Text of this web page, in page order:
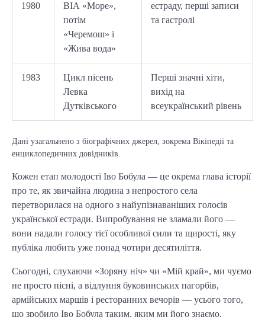
1980
ВІА «Море»,
потім
«Черемош» і
«Жива вода»
естраду, перші записи
та гастролі
1983
Цикл пісень
Левка
Дутківського
Перші значні хіти,
вихід на
всеукраїнський рівень
Дані узагальнено з біографічних джерел, зокрема Вікіпедії та
енциклопедичних довідників.
Кожен етап молодості Іво Бобула — це окрема глава історії
про те, як звичайна людина з непростого села
перетворилася на одного з найупізнаваніших голосів
української естради. Випробування не зламали його —
вони надали голосу тієї особливої сили та щирості, яку
публіка любить уже понад чотири десятиліття.
Сьогодні, слухаючи «Зоряну ніч» чи «Мій край», ми чуємо
не просто пісні, а відлуння буковинських пагорбів,
армійських маршів і ресторанних вечорів — усього того,
що зробило Іво Бобула таким, яким ми його знаємо.